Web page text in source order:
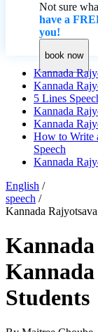
Not sure
have a
you!
book now
Kannada
Kannada
5 Lines
Kannada
Kannada
How to Write
Speech
Kannada
English /
speech /
Kannada
Kannada
Students